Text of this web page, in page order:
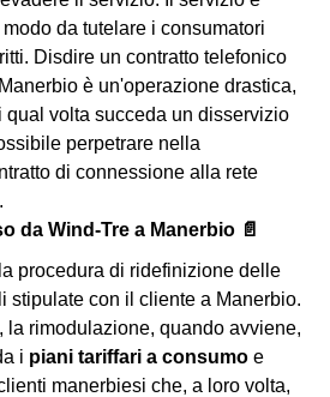
da tutelare i consumatori
Disdire un contratto telefonico
è un'operazione drastica,
qual volta succeda un disservizio
perpetrare nella
di connessione alla rete
da Wind-Tre a Manerbio 📄
procedura di ridefinizione delle
stipulate con il cliente a Manerbio.
la rimodulazione, quando avviene,
i piani tariffari a consumo e
manerbiesi che, a loro volta,